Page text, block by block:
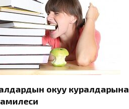
окуу куралдарына